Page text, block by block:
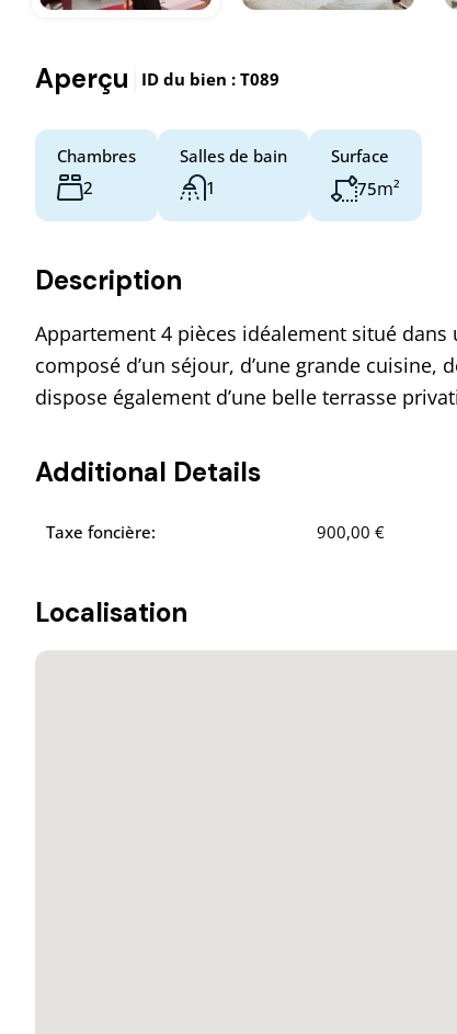
Aperçu ID du bien : T089
Chambres
2
Salles de bain
1
Surface
75m²
Description
Appartement 4 pièces idéalement situé
composé d’un séjour, d’une grande cuisine,
dispose également d’une belle terrasse
Additional Details
Taxe foncière: 900,00 €
Localisation